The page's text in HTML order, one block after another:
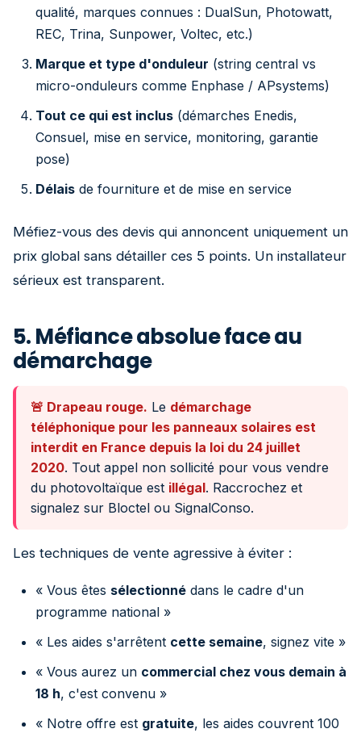
qualité, marques connues : DualSun, Photowatt,
REC, Trina, Sunpower, Voltec, etc.)
Marque et type d'onduleur (string central vs
micro-onduleurs comme Enphase / APsystems)
Tout ce qui est inclus (démarches Enedis,
Consuel, mise en service, monitoring, garantie
pose)
Délais de fourniture et de mise en service
Méfiez-vous des devis qui annoncent uniquement un
prix global sans détailler ces 5 points. Un installateur
sérieux est transparent.
5. Méfiance absolue face au
démarchage
🚨 Drapeau rouge. Le démarchage
téléphonique pour les panneaux solaires est
interdit en France depuis la loi du 24 juillet
2020. Tout appel non sollicité pour vous vendre
du photovoltaïque est illégal. Raccrochez et
signalez sur Bloctel ou SignalConso.
Les techniques de vente agressive à éviter :
« Vous êtes sélectionné dans le cadre d'un
programme national »
« Les aides s'arrêtent cette semaine, signez vite »
« Vous aurez un commercial chez vous demain à
18 h, c'est convenu »
« Notre offre est gratuite, les aides couvrent 100